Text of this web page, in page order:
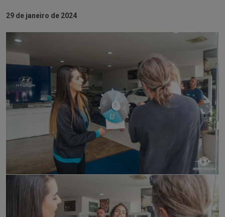
29 de janeiro de 2024